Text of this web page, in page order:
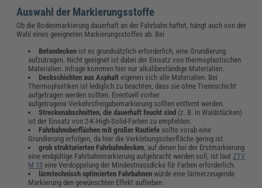
Auswahl der Markierungsstoffe
Ob die Bodenmarkierung dauerhaft an der Fahrbahn haftet, hängt auch von der
Wahl eines geeigneten Markierungsstoffes ab. Bei
Betondecken ist es grundsätzlich erforderlich, eine Grundierung
aufzutragen. Nicht geeignet ist dabei der Einsatz von thermoplastischen
Materialien. Infrage kommen hier nur alkalibeständige Materialien.
Deckschichten aus Asphalt eigenen sich alle Materialien. Bei
Thermoplastiken ist lediglich zu beachten, dass sie ohne Trennschicht
aufgetragen werden sollten. Eventuell vorher
aufgetragene Verkehrsfreigabemarkierung sollten entfernt werden.
Streckenabschnitten, die dauerhaft feucht sind (z. B. in Waldstücken)
ist der Einsatz von 2-K-High-Solid-Farben zu empfehlen.
Fahrbahnoberflächen mit großer Rautiefe sollte vorab eine
Grundierung erfolgen, da hier die Verklebungsoberfläche gering ist.
grob strukturierten Fahrbahndecken, auf denen bei der Erstmarkierung
eine endgültige Fahrbahnmarkierung aufgebracht werden soll, ist lautZTV
M 13 eine Verdoppelung der Mindestnassdicke für Farben erforderlich.
lärmtechnisch optimierten Fahrbahnen würde eine lärmerzeugende
Markierung den gewünschten Effekt aufheben.